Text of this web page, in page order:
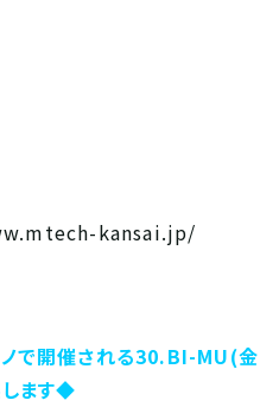
kansai.jp/
で開催される30.BI-MU(金
ます◆